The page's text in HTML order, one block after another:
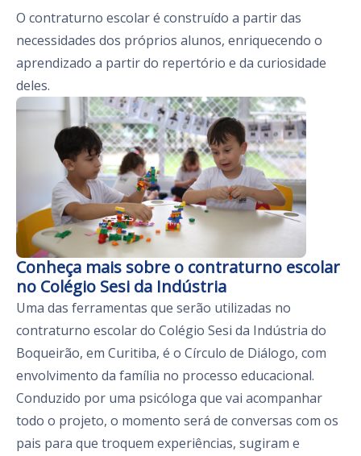
O contraturno escolar é construído a partir das
necessidades dos próprios alunos, enriquecendo o
aprendizado a partir do repertório e da curiosidade
deles.
Conheça mais sobre o contraturno escolar
no Colégio Sesi da Indústria
Uma das ferramentas que serão utilizadas no
contraturno escolar do Colégio Sesi da Indústria do
Boqueirão, em Curitiba, é o Círculo de Diálogo, com
envolvimento da família no processo educacional.
Conduzido por uma psicóloga que vai acompanhar
todo o projeto, o momento será de conversas com os
pais para que troquem experiências, sugiram e